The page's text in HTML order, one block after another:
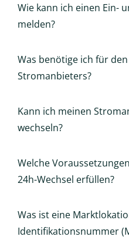
Wie kann ich einen Ein-
melden?
Was benötige ich für
Stromanbieters?
Kann ich meinen
wechseln?
Welche
24h-Wechsel erfüllen?
Was ist eine
Identifikationsnummer (MaLo-